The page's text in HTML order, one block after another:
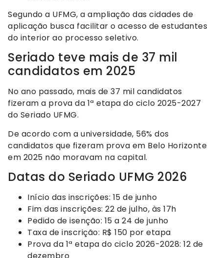
Segundo a UFMG, a ampliação das cidades de
aplicação busca facilitar o acesso de estudantes
do interior ao processo seletivo.
Seriado teve mais de 37 mil
candidatos em 2025
No ano passado, mais de 37 mil candidatos
fizeram a prova da 1ª etapa do ciclo 2025-2027
do Seriado UFMG.
De acordo com a universidade, 56% dos
candidatos que fizeram prova em Belo Horizonte
em 2025 não moravam na capital.
Datas do Seriado UFMG 2026
Início das inscrições: 15 de junho
Fim das inscrições: 22 de julho, às 17h
Pedido de isenção: 15 a 24 de junho
Taxa de inscrição: R$ 150 por etapa
Prova da 1ª etapa do ciclo 2026-2028: 12 de